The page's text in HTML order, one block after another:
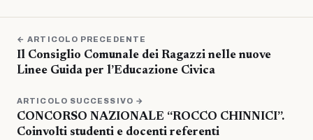
← ARTICOLO PRECEDENTE
Il Consiglio Comunale dei Ragazzi nelle nuove
Linee Guida per l’Educazione Civica
ARTICOLO SUCCESSIVO →
CONCORSO NAZIONALE “ROCCO CHINNICI”.
Coinvolti studenti e docenti referenti